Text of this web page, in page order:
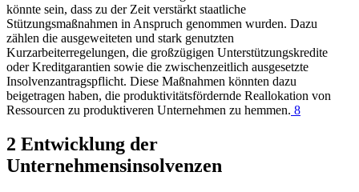
könnte sein, dass zu der Zeit verstärkt staatliche
Stützungsmaßnahmen in Anspruch genommen wurden. Dazu
zählen die ausgeweiteten und stark genutzten
Kurzarbeiterregelungen, die großzügigen Unterstützungskredite
oder Kreditgarantien sowie die zwischenzeitlich ausgesetzte
Insolvenzantragspflicht. Diese Maßnahmen könnten dazu
beigetragen haben, die produktivitätsfördernde Reallokation von
Ressourcen zu produktiveren Unternehmen zu hemmen. 8
2 Entwicklung der
Unternehmensinsolvenzen